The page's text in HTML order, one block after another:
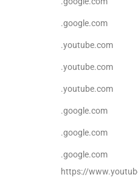
.google.com
.youtube.com
.youtube.com
.youtube.com
.google.com
.google.com
.google.com
https://